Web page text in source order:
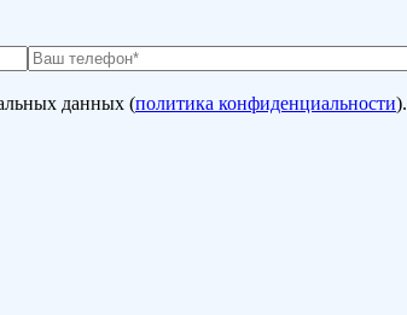
данных (политика конфиденциальности).